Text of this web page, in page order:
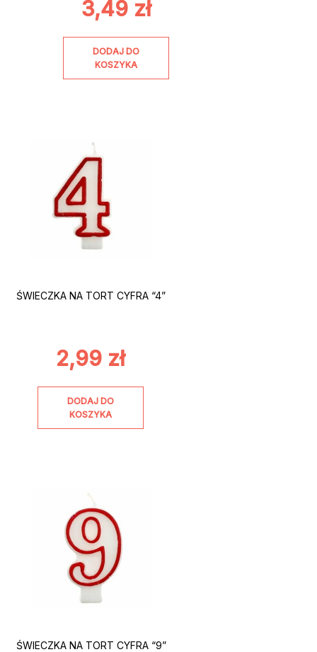
3,49 zł
DODAJ DO
KOSZYKA
ŚWIECZKA NA TORT CYFRA “4”
2,99 zł
DODAJ DO
KOSZYKA
ŚWIECZKA NA TORT CYFRA “9”